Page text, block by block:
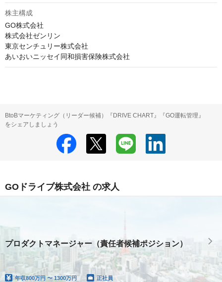
株主構成
GO株式会社
株式会社ゼンリン
東京センチュリー株式会社
あいおいニッセイ同和損害保険株式会社
BtoBマーケティング（リーダー候補）『DRIVE CHART』『GO運転管理』
をシェアしましょう
GOドライブ株式会社 の求人
プロダクトマネージャー（責任者候補ポジション）
年収800万円 〜 1300万円 正社員